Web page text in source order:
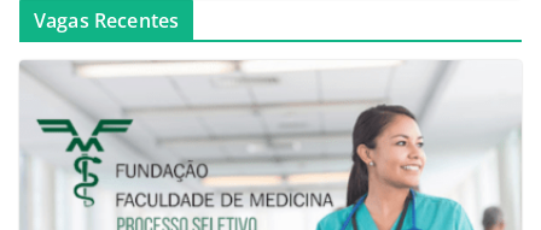
Vagas Recentes